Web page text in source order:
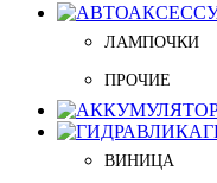
ЛАМПОЧКИ
ПРОЧИЕ
ВИНИЦА